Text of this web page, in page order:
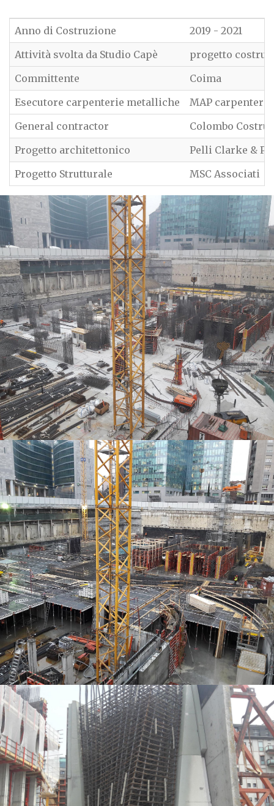
Anno di Costruzione
2019 - 2021
Attività svolta da Studio Capè
progetto
Committente
Coima
Esecutore carpenterie metalliche
MAP
General contractor
Colombo
Progetto architettonico
Pelli Clarke &
Progetto Strutturale
MSC Associati